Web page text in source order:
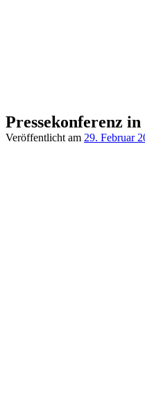
Pressekonferenz
Veröffentlicht am 29. Februar